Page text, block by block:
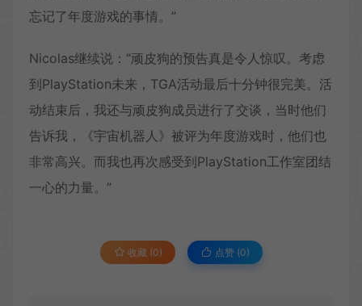
忘记了年度游戏的事情。”
Nicolas继续说：“顽皮狗的预告真是令人惊叹。考虑
到PlayStation未来，TGA活动最后十分钟很完美。活
动结束后，我还与顽皮狗成员进行了交谈，当时他们
告诉我，《宇宙机器人》被评为年度游戏时，他们也
非常高兴。而我也再次感受到PlayStation工作室团结
一心的力量。”
收藏 (0) 点赞 (0)